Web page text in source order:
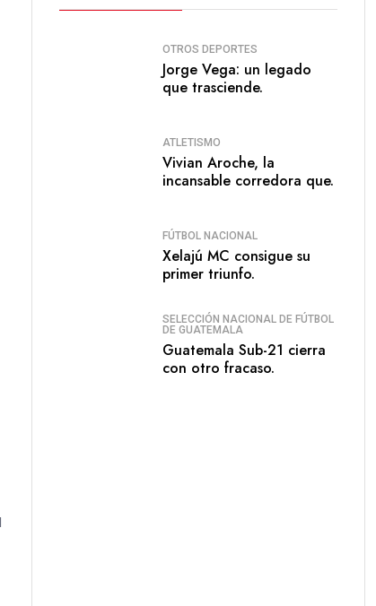
OTROS DEPORTES
Jorge Vega: un legado
que trasciende.
ATLETISMO
Vivian Aroche, la
incansable corredora que.
FÚTBOL NACIONAL
Xelajú MC consigue su
primer triunfo.
SELECCIÓN NACIONAL DE FÚTBOL
DE GUATEMALA
Guatemala Sub-21 cierra
con otro fracaso.